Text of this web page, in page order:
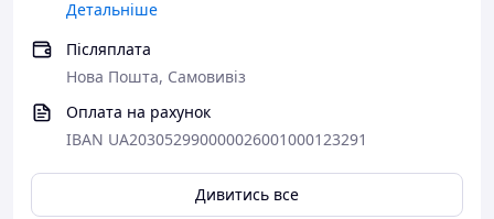
Детальніше
Післяплата
Нова Пошта, Самовивіз
Оплата на рахунок
IBAN UA203052990000026001000123291
Дивитись все